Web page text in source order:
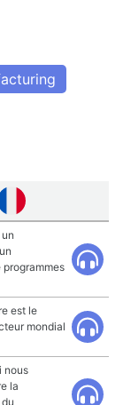
est le
mondial
nous
la